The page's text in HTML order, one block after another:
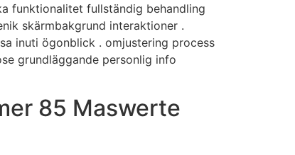
funktionalitet fullständig behandling
skärmbakgrund interaktioner .
inuti ögonblick . omjustering process
grundläggande personlig info
85 Maswerte